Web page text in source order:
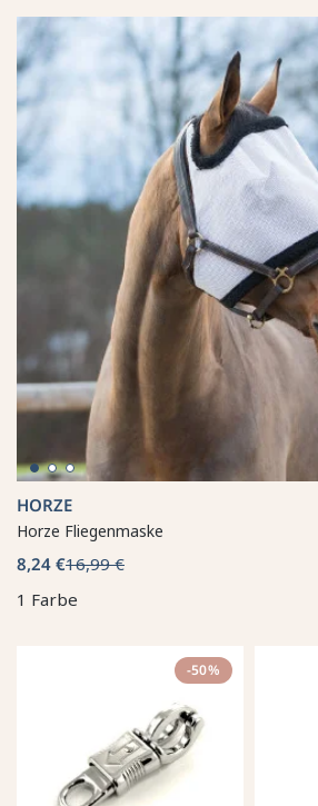
HORZE
Horze Fliegenmaske
8,24 €16,99 €
1 Farbe
-50%